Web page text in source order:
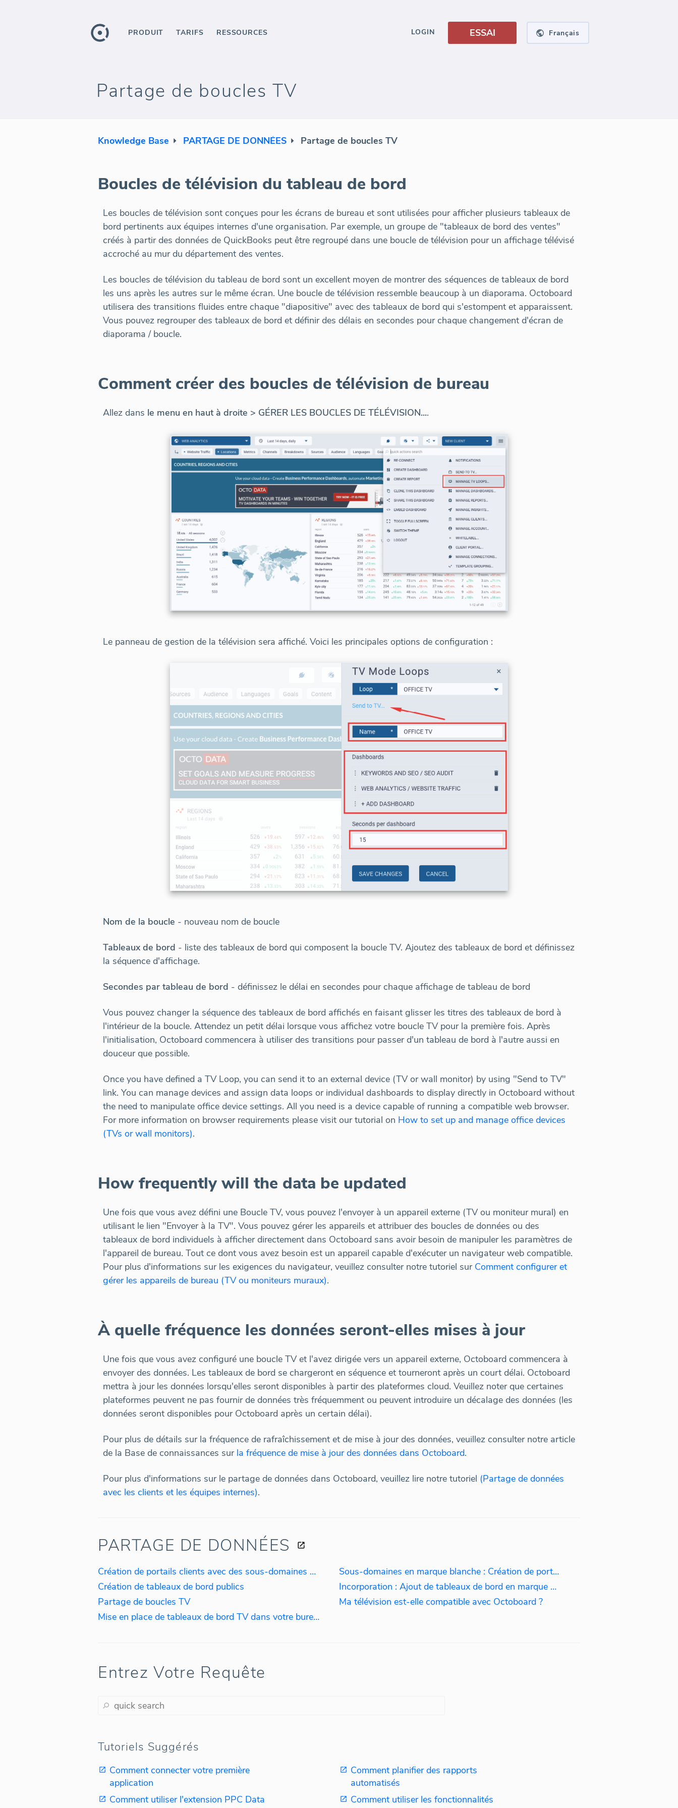
PRODUIT TARIFS RESSOURCES LOGIN ESSAI Français
Partage de boucles TV
Knowledge Base PARTAGE DE DONNÉES Partage de boucles TV
Boucles de télévision du tableau de bord
Les boucles de télévision sont conçues pour les écrans de bureau et sont utilisées pour afficher plusieurs tableaux de
bord pertinents aux équipes internes d'une organisation. Par exemple, un groupe de "tableaux de bord des ventes"
créés à partir des données de QuickBooks peut être regroupé dans une boucle de télévision pour un affichage télévisé
accroché au mur du département des ventes.
Les boucles de télévision du tableau de bord sont un excellent moyen de montrer des séquences de tableaux de bord
les uns après les autres sur le même écran. Une boucle de télévision ressemble beaucoup à un diaporama. Octoboard
utilisera des transitions fluides entre chaque "diapositive" avec des tableaux de bord qui s'estompent et apparaissent.
Vous pouvez regrouper des tableaux de bord et définir des délais en secondes pour chaque changement d'écran de
diaporama / boucle.
Comment créer des boucles de télévision de bureau
Allez dans le menu en haut à droite > GÉRER LES BOUCLES DE TÉLÉVISION....
Le panneau de gestion de la télévision sera affiché. Voici les principales options de configuration :
Nom de la boucle - nouveau nom de boucle
Tableaux de bord - liste des tableaux de bord qui composent la boucle TV. Ajoutez des tableaux de bord et définissez
la séquence d'affichage.
Secondes par tableau de bord - définissez le délai en secondes pour chaque affichage de tableau de bord
Vous pouvez changer la séquence des tableaux de bord affichés en faisant glisser les titres des tableaux de bord à
l'intérieur de la boucle. Attendez un petit délai lorsque vous affichez votre boucle TV pour la première fois. Après
l'initialisation, Octoboard commencera à utiliser des transitions pour passer d'un tableau de bord à l'autre aussi en
douceur que possible.
Once you have defined a TV Loop, you can send it to an external device (TV or wall monitor) by using "Send to TV"
link. You can manage devices and assign data loops or individual dashboards to display directly in Octoboard without
the need to manipulate office device settings. All you need is a device capable of running a compatible web browser.
For more information on browser requirements please visit our tutorial on How to set up and manage office devices
(TVs or wall monitors).
How frequently will the data be updated
Une fois que vous avez défini une Boucle TV, vous pouvez l'envoyer à un appareil externe (TV ou moniteur mural) en
utilisant le lien "Envoyer à la TV". Vous pouvez gérer les appareils et attribuer des boucles de données ou des
tableaux de bord individuels à afficher directement dans Octoboard sans avoir besoin de manipuler les paramètres de
l'appareil de bureau. Tout ce dont vous avez besoin est un appareil capable d'exécuter un navigateur web compatible.
Pour plus d'informations sur les exigences du navigateur, veuillez consulter notre tutoriel sur Comment configurer et
gérer les appareils de bureau (TV ou moniteurs muraux).
À quelle fréquence les données seront-elles mises à jour
Une fois que vous avez configuré une boucle TV et l'avez dirigée vers un appareil externe, Octoboard commencera à
envoyer des données. Les tableaux de bord se chargeront en séquence et tourneront après un court délai. Octoboard
mettra à jour les données lorsqu'elles seront disponibles à partir des plateformes cloud. Veuillez noter que certaines
plateformes peuvent ne pas fournir de données très fréquemment ou peuvent introduire un décalage des données (les
données seront disponibles pour Octoboard après un certain délai).
Pour plus de détails sur la fréquence de rafraîchissement et de mise à jour des données, veuillez consulter notre article
de la Base de connaissances sur la fréquence de mise à jour des données dans Octoboard.
Pour plus d'informations sur le partage de données dans Octoboard, veuillez lire notre tutoriel (Partage de données
avec les clients et les équipes internes).
PARTAGE DE DONNÉES
Création de portails clients avec des sous-domaines en marque blanche
Création de tableaux de bord publics
Partage de boucles TV
Mise en place de tableaux de bord TV dans votre bureau
Sous-domaines en marque blanche : Création de portails clients
Incorporation : Ajout de tableaux de bord en marque blanche sur votre site web
Ma télévision est-elle compatible avec Octoboard ?
Entrez Votre Requête
Tutoriels Suggérés
Comment connecter votre première
application
Comment planifier des rapports
automatisés
Comment utiliser l'extension PPC Data
Comment utiliser les fonctionnalités